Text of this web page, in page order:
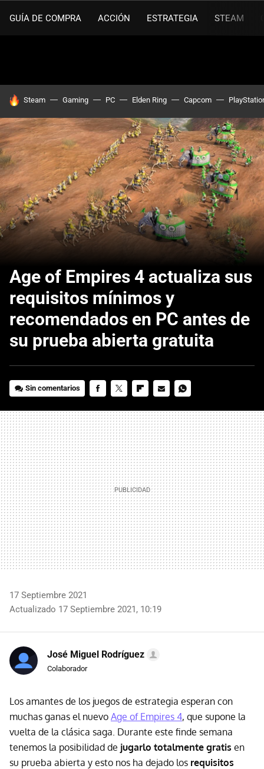
GUÍA DE COMPRA ACCIÓN ESTRATEGIA STEAM
HOY SE HABLA DE
Steam Gaming PC Elden Ring Capcom
Age of Empires 4 actualiza sus
requisitos mínimos y
recomendados en PC antes de
su prueba abierta gratuita
Sin comentarios
MAIL
17 Septiembre 2021
Actualizado 17 Septiembre 2021, 10:19
José Miguel Rodríguez
Colaborador
Los amantes de los juegos de estrategia esperan con
muchas ganas el nuevo Age of Empires 4, que supone la
vuelta de la clásica saga. Durante este finde semana
tenemos la posibilidad de jugarlo totalmente gratis en
su prueba abierta y esto nos ha dejado los requisitos